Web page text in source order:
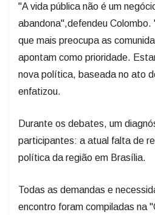
"A vida pública não é um
abandona",defendeu
que mais preocupa as
apontam como prioridade.
nova política, baseada no ato
enfatizou.
Durante os debates, um
participantes: a atual falta de
política da região em Brasília.
Todas as demandas e
encontro foram compiladas na